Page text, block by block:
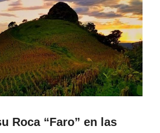
Roca “Faro” en las